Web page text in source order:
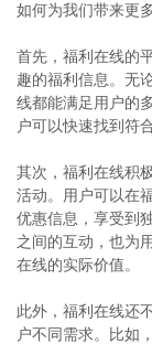
如何为我们带来更
首先，福利在线的
趣的福利信息。无
线都能满足用户的
户可以快速找到符
其次，福利在线积
活动。用户可以在
优惠信息，享受到
之间的互动，也为
在线的实际价值。
此外，福利在线还
户不同需求。比如